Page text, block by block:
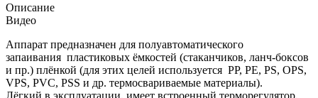
Описание
Видео
Аппарат предназначен для полуавтоматического
запаивания пластиковых ёмкостей (стаканчиков, ланч-боксов
и пр.) плёнкой (для этих целей используется PP, PE, PS, OPS,
VPS, PVC, PSS и др. термосвариваемые материалы).
Лёгкий в эксплуатации, имеет встроенный терморегулятор,